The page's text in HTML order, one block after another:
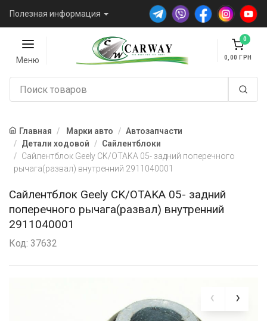
Полезная информация
Меню
0
0,00
Главная Марки авто
Автозапчасти
Детали ходовой
Сайлентблоки
Сайлентблок Geely CK/OTAKA 05- задний поперечного
рычага(развал) внутренний 2911040001
Сайлентблок Geely CK/OTAKA 05- задний
поперечного рычага(развал) внутренний
2911040001
Код: 37632